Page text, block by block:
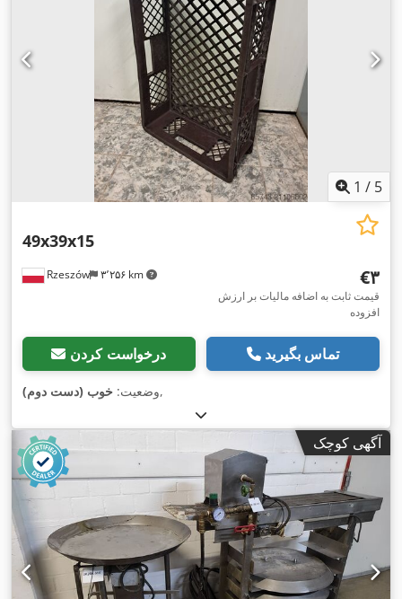
1 / 5
Rzeszów ۳٬۲۵۶ km
49x39x15
‎€۳
قیمت ثابت به اضافه مالیات بر ارزش
افزوده
درخواست کردن تماس بگیرید
وضعیت: خوب (دست دوم) ,
آگهی کوچک